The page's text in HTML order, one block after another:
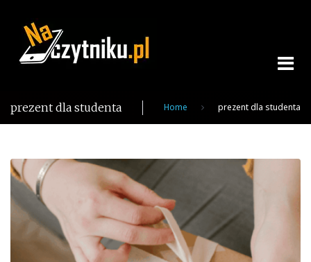
content
prezent dla studenta Home prezent dla studenta
Tag:
prezent
dla
studenta